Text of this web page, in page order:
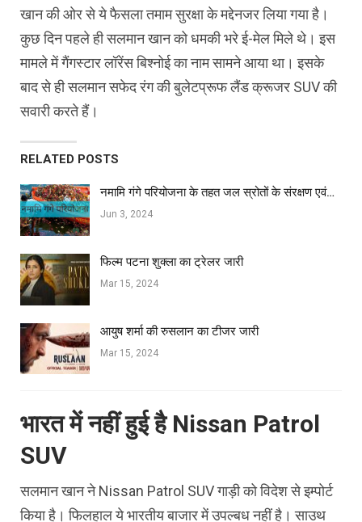
खान की ओर से ये फैसला तमाम सुरक्षा के मद्देनजर लिया गया है।
कुछ दिन पहले ही सलमान खान को धमकी भरे ई-मेल मिले थे। इस
मामले में गैंगस्टार लॉरेंस बिश्नोई का नाम सामने आया था। इसके
बाद से ही सलमान सफेद रंग की बुलेटप्रूफ लैंड क्रूजर SUV की
सवारी करते हैं।
RELATED POSTS
नमामि गंगे परियोजना के तहत जल स्रोतों के संरक्षण एवं…
Jun 3, 2024
फिल्‍म पटना शुक्ला का ट्रेलर जारी
Mar 15, 2024
आयुष शर्मा की रुसलान का टीजर जारी
Mar 15, 2024
भारत में नहीं हुई है Nissan Patrol
SUV
सलमान खान ने Nissan Patrol SUV गाड़ी को विदेश से इम्पोर्ट
किया है। फिलहाल ये भारतीय बाजार में उपल्बध नहीं है। साउथ